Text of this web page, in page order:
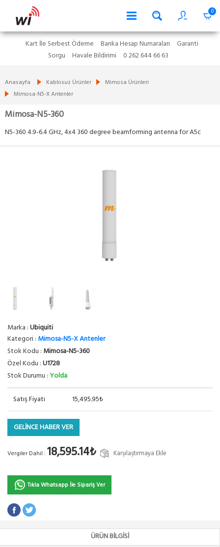
0
Kart İle Serbest Ödeme Banka Hesap Numaraları
Garanti
Sorgu
Havale Bildirimi 0 262 644 66 63
Anasayfa Kablosuz Ürünler
Mimosa Ürünleri
Mimosa-N5-X Antenler
Mimosa-N5-360
N5-360 4.9-6.4 GHz, 4x4 360 degree beamforming antenna for A5c
Marka :Ubiquiti
Kategori : Mimosa-N5-X Antenler
Stok Kodu : Mimosa-N5-360
Özel Kodu :U1728
Stok Durumu :Yolda
Satış Fiyatı 15,495.95₺
GELİNCE HABER VER
Vergiler Dahil : 18,595.14₺ Karşılaştırmaya Ekle
Tıkla Whatsapp İle Sipariş Ver
ÜRÜN BILGISI